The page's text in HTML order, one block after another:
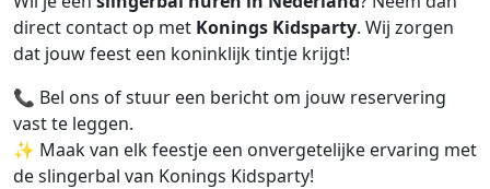
direct contact op met Konings Kidsparty. Wij zorgen
dat jouw feest een koninklijk tintje krijgt!
📞 Bel ons of stuur een bericht om jouw reservering
vast te leggen.
✨ Maak van elk feestje een onvergetelijke ervaring met
de slingerbal van Konings Kidsparty!